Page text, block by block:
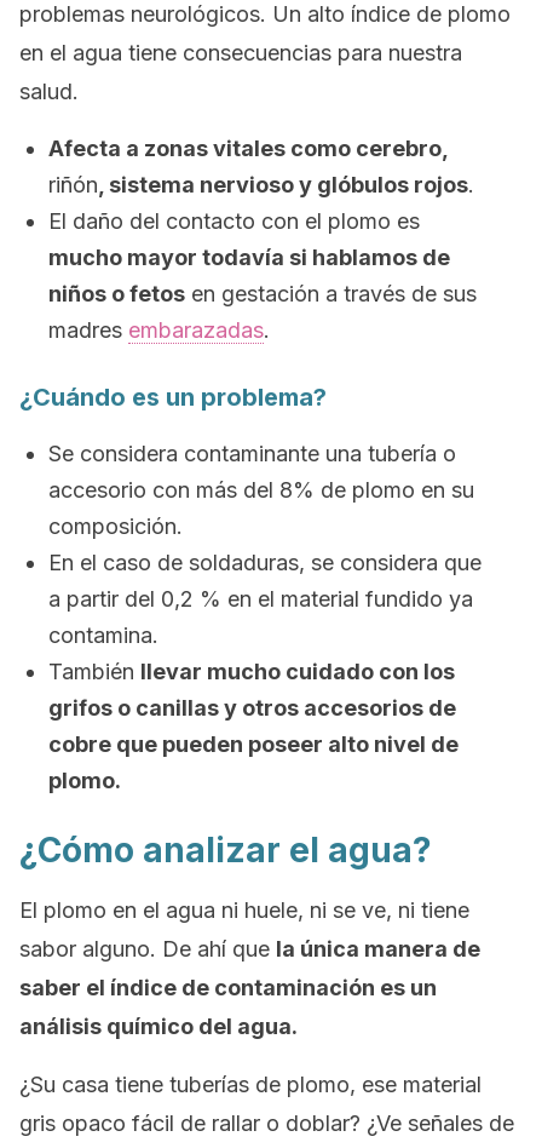
problemas neurológicos. Un alto índice de plomo
en el agua tiene consecuencias para nuestra
salud.
Afecta a zonas vitales como cerebro,
riñón , sistema nervioso y glóbulos rojos.
El daño del contacto con el plomo es
mucho mayor todavía si hablamos de
niños o fetos en gestación a través de sus
madres embarazadas.
¿Cuándo es un problema?
Se considera contaminante una tubería o
accesorio con más del 8% de plomo en su
composición.
En el caso de soldaduras, se considera que
a partir del 0,2 % en el material fundido ya
contamina.
También llevar mucho cuidado con los
grifos o canillas y otros accesorios de
cobre que pueden poseer alto nivel de
plomo.
¿Cómo analizar el agua?
El plomo en el agua ni huele, ni se ve, ni tiene
sabor alguno. De ahí que la única manera de
saber el índice de contaminación es un
análisis químico del agua.
¿Su casa tiene tuberías de plomo, ese material
gris opaco fácil de rallar o doblar? ¿Ve señales de